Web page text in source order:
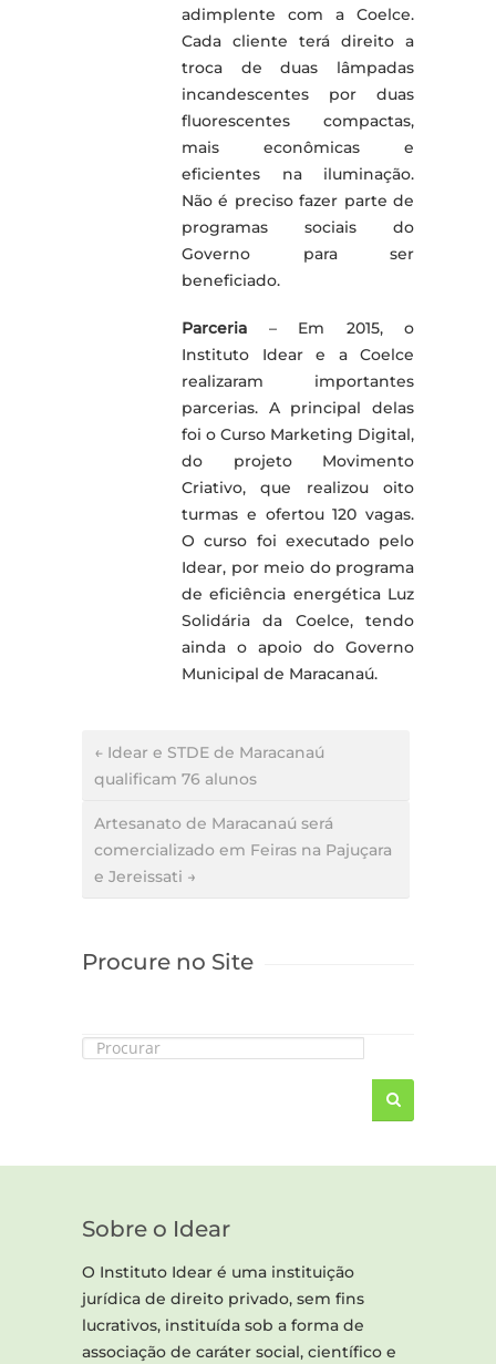
adimplente com a Coelce.
Cada cliente terá direito a
troca de duas lâmpadas
incandescentes por duas
fluorescentes compactas,
mais econômicas e
eficientes na iluminação.
Não é preciso fazer parte de
programas sociais do
Governo para ser
beneficiado.
Parceria – Em 2015, o
Instituto Idear e a Coelce
realizaram importantes
parcerias. A principal delas
foi o Curso Marketing Digital,
do projeto Movimento
Criativo, que realizou oito
turmas e ofertou 120 vagas.
O curso foi executado pelo
Idear, por meio do programa
de eficiência energética Luz
Solidária da Coelce, tendo
ainda o apoio do Governo
Municipal de Maracanaú.
← Idear e STDE de Maracanaú
qualificam 76 alunos
Artesanato de Maracanaú será
comercializado em Feiras na Pajuçara
e Jereissati →
Procure no Site
Sobre o Idear
O Instituto Idear é uma instituição
jurídica de direito privado, sem fins
lucrativos, instituída sob a forma de
associação de caráter social, científico e